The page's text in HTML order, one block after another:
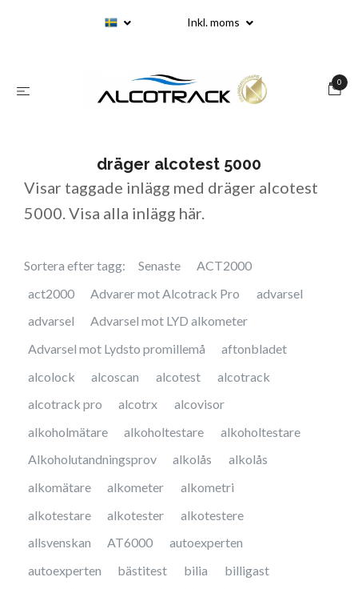
Inkl. moms
0
dräger alcotest 5000
Visar taggade inlägg med dräger alcotest
5000. Visa alla inlägg här.
Sortera efter tagg: Senaste
ACT2000
act2000
Advarer mot Alcotrack Pro
advarsel
advarsel
Advarsel mot LYD alkometer
Advarsel mot Lydsto promillemå
aftonbladet
alcolock
alcoscan alcotest
alcotrack
alcotrack pro
alcotrx
alcovisor
alkoholmätare
alkoholtestare
alkoholtestare
Alkoholutandningsprov
alkolås
alkolås
alkomätare
alkometer
alkometri
alkotestare
alkotester
alkotestere
allsvenskan
AT6000
autoexperten
autoexperten
bästitest bilia
billigast